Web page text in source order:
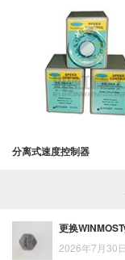
分离式速度控制器
2026年7月30日